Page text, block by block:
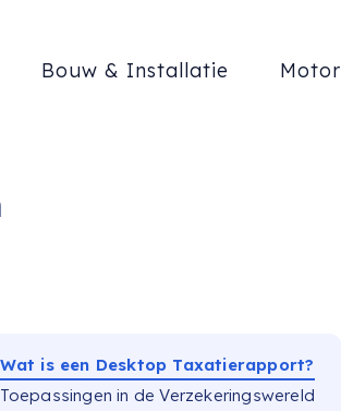
Bouw & Installatie Motor
Wat is een Desktop Taxatierapport?
Toepassingen in de Verzekeringswereld